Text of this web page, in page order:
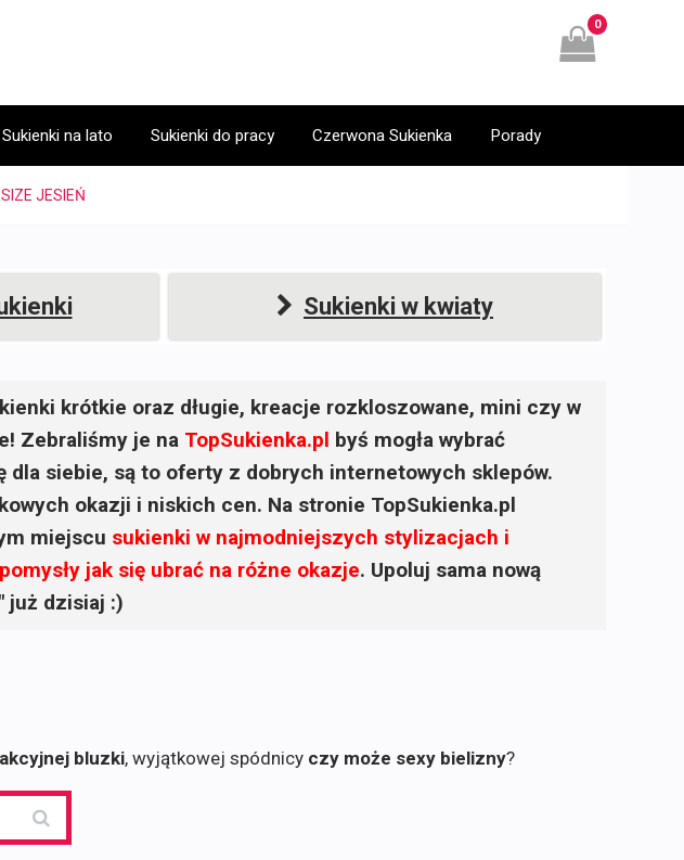
0
Sukienki na lato Sukienki do pracy Czerwona Sukienka Porady
JESIEŃ
Sukienki w kwiaty
krótkie oraz długie, kreacje rozkloszowane, mini czy w
Zebraliśmy je na TopSukienka.pl byś mogła wybrać
dla siebie, są to oferty z dobrych internetowych sklepów.
okazji i niskich cen. Na stronie TopSukienka.pl
miejscu sukienki w najmodniejszych stylizacjach i
jak się ubrać na różne okazje. Upoluj sama nową
już dzisiaj :)
bluzki, wyjątkowej spódnicy czy może sexy bielizny?